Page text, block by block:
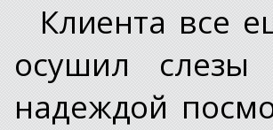
Клиента все
осушил
надеждой